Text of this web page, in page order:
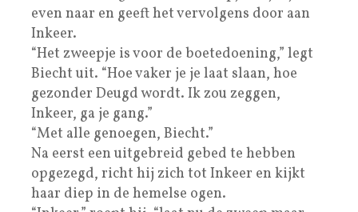
even naar en geeft het vervolgens door aan
Inkeer.
“Het zweepje is voor de boetedoening,” legt
Biecht uit. “Hoe vaker je je laat slaan, hoe
gezonder Deugd wordt. Ik zou zeggen,
Inkeer, ga je gang.”
“Met alle genoegen, Biecht.”
Na eerst een uitgebreid gebed te hebben
opgezegd, richt hij zich tot Inkeer en kijkt
haar diep in de hemelse ogen.